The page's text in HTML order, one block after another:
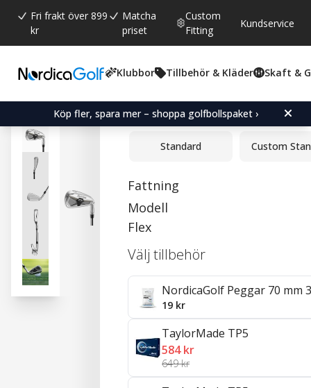
Fri frakt över 899
kr
Matcha
priset
Custom
Fitting
Kundservice
Klubbor Tillbehör & Kläder Skaft &
Köp fler, spara mer – shoppa golfbollspaket ›
TaylorMade Qi Max Iron
Standard Custom
Fattning
Modell
Flex
Välj tillbehör
NordicaGolf Peggar 70 mm
19 kr
TaylorMade TP5
584 kr
649 kr